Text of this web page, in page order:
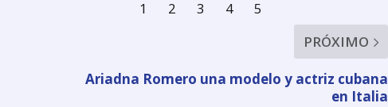
PRÓXIMO
Ariadna Romero una modelo y actriz cubana
en Italia